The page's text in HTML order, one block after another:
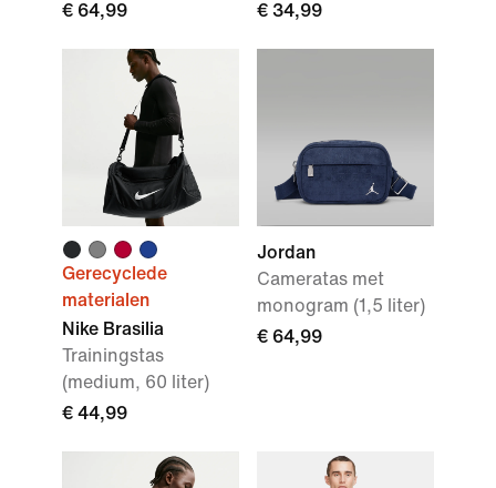
€ 64,99
€ 34,99
Gerecyclede
materialen
Nike Brasilia
Trainingstas
(medium, 60 liter)
€ 44,99
Jordan
Cameratas met
monogram (1,5 liter)
€ 64,99